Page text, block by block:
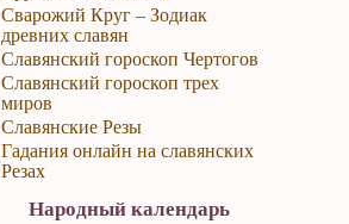
Сварожий Круг – Зодиак
древних славян
Славянский гороскоп Чертогов
Славянский гороскоп трех
миров
Славянские Резы
Гадания онлайн на славянских
Резах
Народный календарь